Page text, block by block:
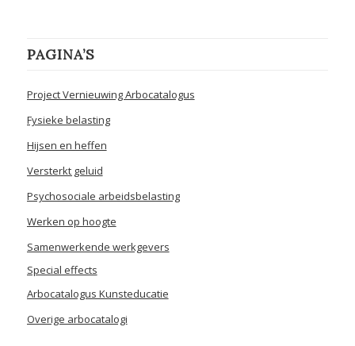
PAGINA’S
Project Vernieuwing Arbocatalogus
Fysieke belasting
Hijsen en heffen
Versterkt geluid
Psychosociale arbeidsbelasting
Werken op hoogte
Samenwerkende werkgevers
Special effects
Arbocatalogus Kunsteducatie
Overige arbocatalogi